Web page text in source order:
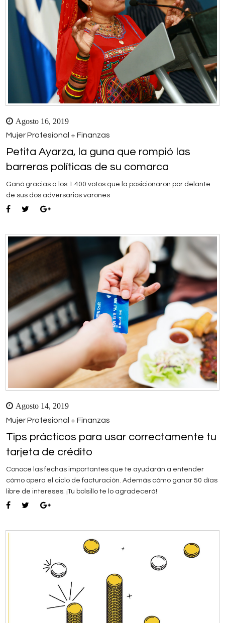
Agosto 16, 2019
Mujer Profesional + Finanzas
Petita Ayarza, la guna que rompió las
barreras políticas de su comarca
Ganó gracias a los 1.400 votos que la posicionaron por delante
de sus dos adversarios varones
Agosto 14, 2019
Mujer Profesional + Finanzas
Tips prácticos para usar correctamente tu
tarjeta de crédito
Conoce las fechas importantes que te ayudarán a entender
cómo opera el ciclo de facturación. Además cómo ganar 50 días
libre de intereses. ¡Tu bolsillo te lo agradecerá!